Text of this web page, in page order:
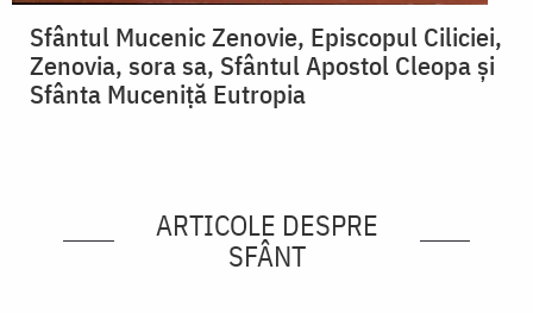
Sfântul Mucenic Zenovie, Episcopul Ciliciei,
Zenovia, sora sa, Sfântul Apostol Cleopa și
Sfânta Muceniță Eutropia
ARTICOLE DESPRE
SFÂNT